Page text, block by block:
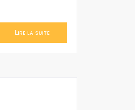
Lire la suite